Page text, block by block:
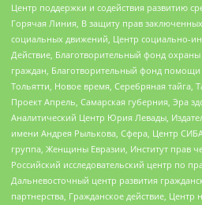
Центр поддержки и содействия развитию
Горячая Линия, В защиту прав
социальных движений, Центр социально-
Действие, Благотворительный фонд
граждан, Благотворительный фонд
Тольятти, Новое время, Серебряная тайга,
Проект Апрель, Самарская губерния, Эра
Аналитический Центр Юрия Левады,
имени Андрея Рылькова, Сфера, Центр
группа, Женщины Евразии, Институт прав
Российский исследовательский центр по
Дальневосточный центр развития
партнерства, Гражданское действие,